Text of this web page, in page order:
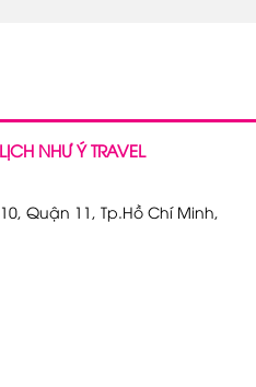
NHƯ Ý TRAVEL
Quận 11, Tp.Hồ Chí Minh,